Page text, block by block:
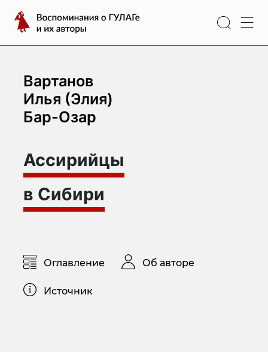
содержимому
Воспоминания
о
ГУЛАГе
их
авторы
Вартанов
Илья (Элия)
Бар-Озар
Ассирийцы
в Сибири
Оглавление Об авторе
Источник